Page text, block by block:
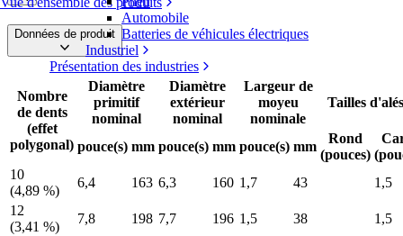
Automobile
Batteries de véhicules électriques
Industriel
Présentation des industries
Données de produit
Nombre
de dents
(effet
polygonal)
Diamètre
primitif
nominal
Diamètre
extérieur
nominal
Largeur de
moyeu
nominale
Tailles
pouce(s) mm pouce(s) mm pouce(s) mm
Rond
(pouces)
10
(4,89 %)
6,4 163 6,3 160 1,7 43
1,5
12
(3,41 %)
7,8 198 7,7 196 1,5 38
1,5